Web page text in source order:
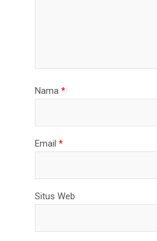
Nama *
Email *
Situs Web